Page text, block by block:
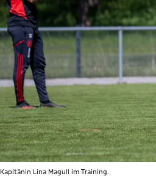
Kapitänin Lina Magull im Training.